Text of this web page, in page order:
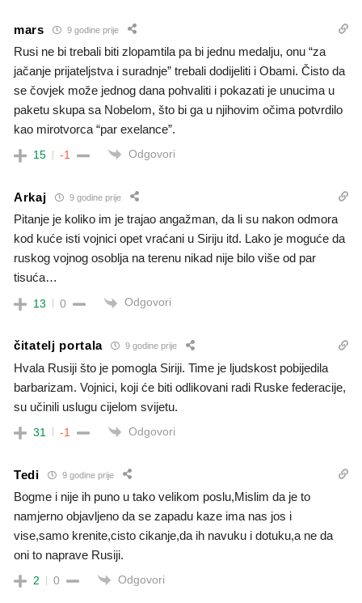
mars 9 godine prije
Rusi ne bi trebali biti zlopamtila pa bi jednu medalju, onu “za
jačanje prijateljstva i suradnje” trebali dodijeliti i Obami. Čisto da
se čovjek može jednog dana pohvaliti i pokazati je unucima u
paketu skupa sa Nobelom, što bi ga u njihovim očima potvrdilo
kao mirotvorca “par exelance”.
15 -1 Odgovori
Arkaj 9 godine prije
Pitanje je koliko im je trajao angažman, da li su nakon odmora
kod kuće isti vojnici opet vraćani u Siriju itd. Lako je moguće da
ruskog vojnog osoblja na terenu nikad nije bilo više od par
tisuća…
13 0 Odgovori
čitatelj portala 9 godine prije
Hvala Rusiji što je pomogla Siriji. Time je ljudskost pobijedila
barbarizam. Vojnici, koji će biti odlikovani radi Ruske federacije,
su učinili uslugu cijelom svijetu.
31 -1 Odgovori
Tedi 9 godine prije
Bogme i nije ih puno u tako velikom poslu,Mislim da je to
namjerno objavljeno da se zapadu kaze ima nas jos i
vise,samo krenite,cisto cikanje,da ih navuku i dotuku,a ne da
oni to naprave Rusiji.
2 0 Odgovori